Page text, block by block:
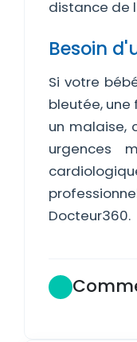
distance de
Besoin
Si votre
bleutée,
un malaise,
urgences
Docteur360.